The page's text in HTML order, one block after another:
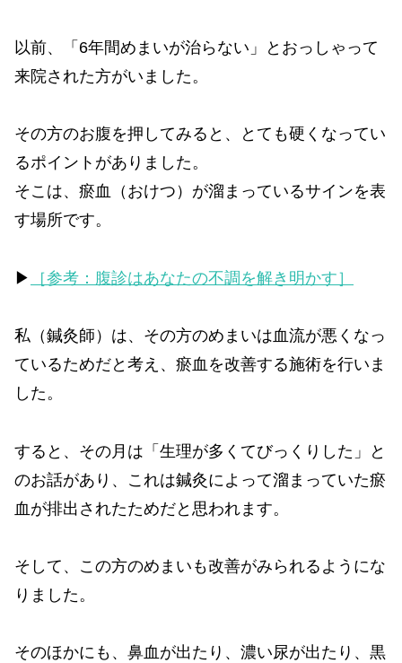
以前、「6年間めまいが治らない」とおっしゃって
来院された方がいました。
その方のお腹を押してみると、とても硬くなってい
るポイントがありました。
そこは、瘀血（おけつ）が溜まっているサインを表
す場所です。
▶ ［参考：腹診はあなたの不調を解き明かす］
私（鍼灸師）は、その方のめまいは血流が悪くなっ
ているためだと考え、瘀血を改善する施術を行いま
した。
すると、その月は「生理が多くてびっくりした」と
のお話があり、これは鍼灸によって溜まっていた瘀
血が排出されたためだと思われます。
そして、この方のめまいも改善がみられるようにな
りました。
そのほかにも、鼻血が出たり、濃い尿が出たり、黒